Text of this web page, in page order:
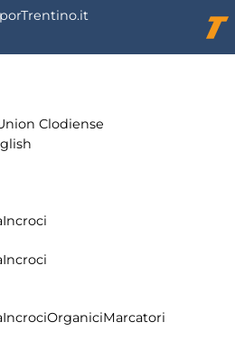
Clodiense
Incroci
Incroci
IncrociOrganiciMarcatori